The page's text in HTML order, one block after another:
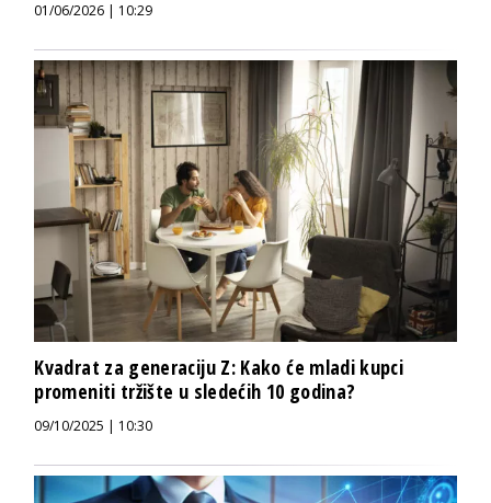
01/06/2026 | 10:29
Kvadrat za generaciju Z: Kako će mladi kupci
promeniti tržište u sledećih 10 godina?
09/10/2025 | 10:30